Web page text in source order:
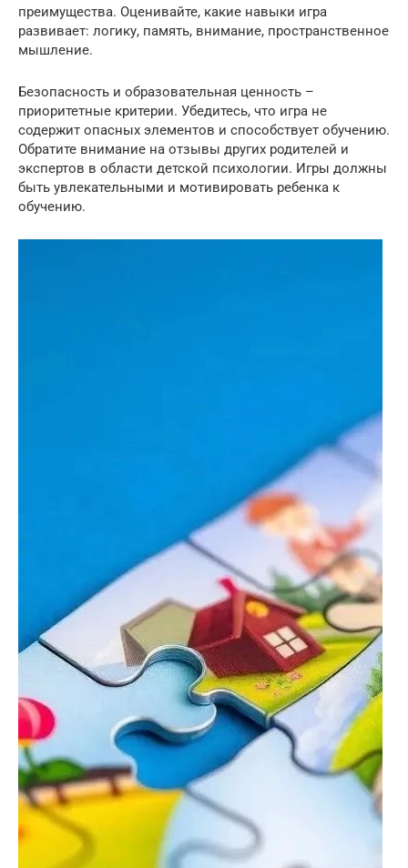
преимущества. Оценивайте, какие навыки игра
развивает: логику, память, внимание, пространственное
мышление.
Безопасность и образовательная ценность –
приоритетные критерии. Убедитесь, что игра не
содержит опасных элементов и способствует обучению.
Обратите внимание на отзывы других родителей и
экспертов в области детской психологии. Игры должны
быть увлекательными и мотивировать ребенка к
обучению.